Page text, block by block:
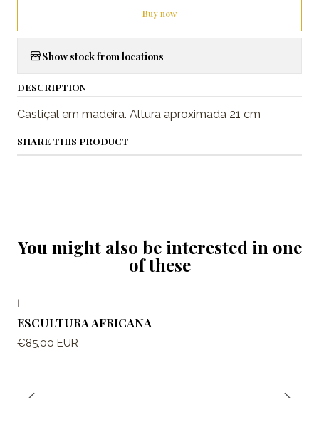
Buy now
Show stock from locations
DESCRIPTION
Castiçal em madeira. Altura aproximada 21 cm
SHARE THIS PRODUCT
You might also be interested in one
of these
ESCULTURA AFRICANA
€85,00 EUR